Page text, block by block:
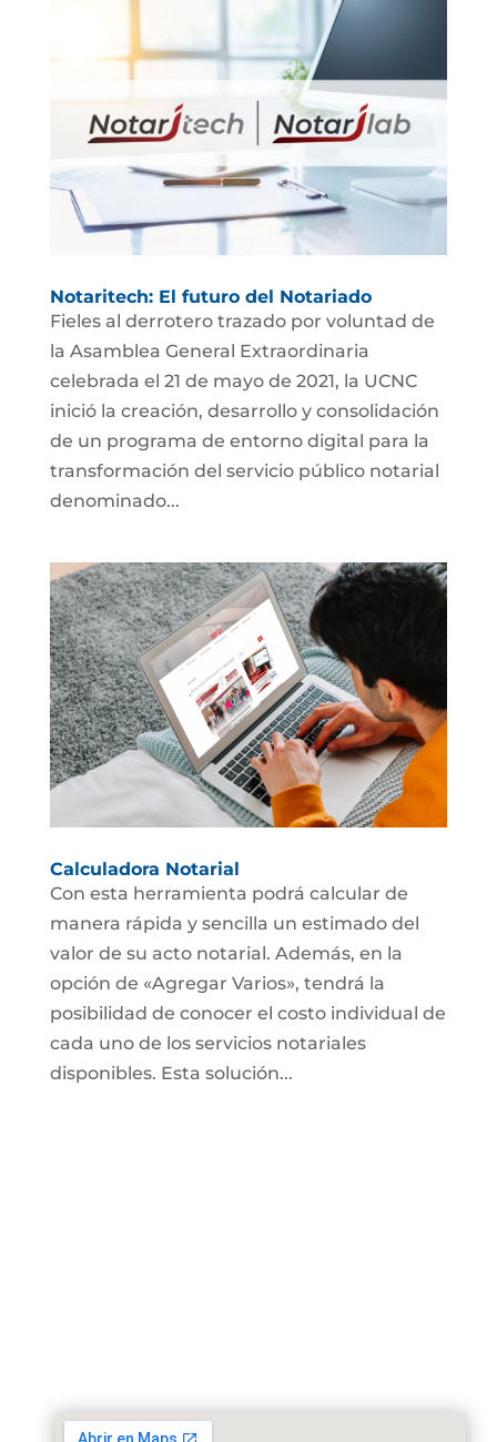
Notaritech: El futuro del Notariado
Fieles al derrotero trazado por voluntad de
la Asamblea General Extraordinaria
celebrada el 21 de mayo de 2021, la UCNC
inició la creación, desarrollo y consolidación
de un programa de entorno digital para la
transformación del servicio público notarial
denominado...
Calculadora Notarial
Con esta herramienta podrá calcular de
manera rápida y sencilla un estimado del
valor de su acto notarial. Además, en la
opción de «Agregar Varios», tendrá la
posibilidad de conocer el costo individual de
cada uno de los servicios notariales
disponibles. Esta solución...